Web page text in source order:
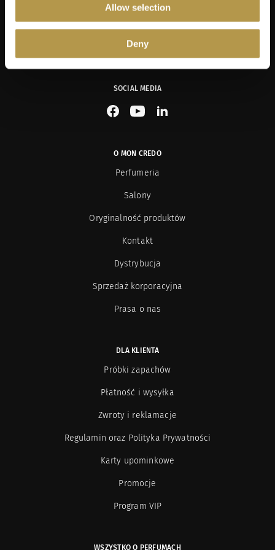
Allow selection
Deny
Wyrażam zgodę na przetwarzanie przez Mon Credo moich danych
przesyłania mi informacji marketingowych dotyczących produktów i usług
[Rozwiń]
SOCIAL MEDIA
See our Facebook
See our YouTube channel
See our LinkedIn
O MON CREDO
Perfumeria
Salony
Oryginalność produktów
Kontakt
Dystrybucja
Sprzedaż korporacyjna
Prasa o nas
DLA KLIENTA
Próbki zapachów
Płatność i wysyłka
Zwroty i reklamacje
Regulamin oraz Polityka Prywatności
Karty upominkowe
Promocje
Program VIP
WSZYSTKO O PERFUMACH